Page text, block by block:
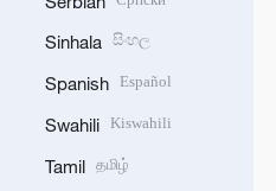
Sinhala සිංහල
Spanish Español
Swahili Kiswahili
Tamil தமிழ்